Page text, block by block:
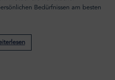
Bedürfnissen am besten